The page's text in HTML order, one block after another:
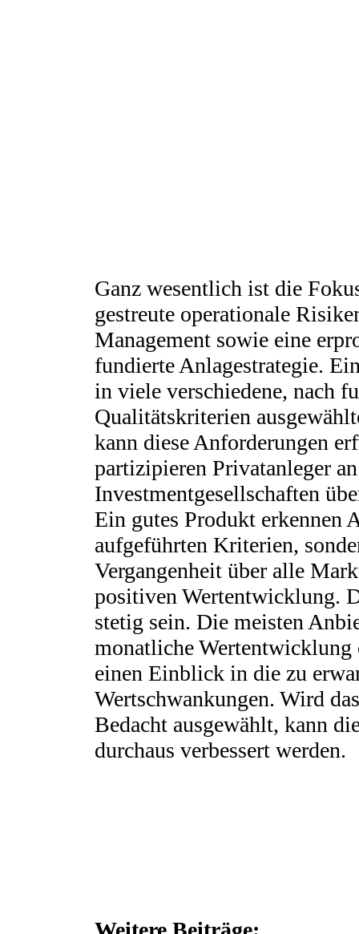
Ganz wesentlich ist die
gestreute operationale
Management sowie eine
fundierte Anlagestrategie.
in viele verschiedene, nach
Qualitätskriterien
kann diese Anforderungen
partizipieren Privatanleger
Investmentgesellschaften
Ein gutes Produkt erkennen
aufgeführten Kriterien,
Vergangenheit über alle
positiven Wertentwicklung.
stetig sein. Die meisten
monatliche Wertentwicklung
einen Einblick in die zu
Wertschwankungen. Wird
Bedacht ausgewählt, kann
durchaus verbessert werden.